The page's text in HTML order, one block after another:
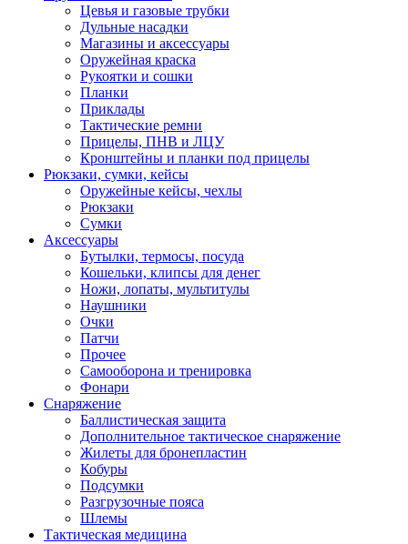
Цевья и газовые трубки
Дульные насадки
Магазины и аксессуары
Оружейная краска
Рукоятки и сошки
Планки
Приклады
Тактические ремни
Прицелы, ПНВ и ЛЦУ
Кронштейны и планки под прицелы
Рюкзаки, сумки, кейсы
Оружейные кейсы, чехлы
Рюкзаки
Сумки
Аксессуары
Бутылки, термосы, посуда
Кошельки, клипсы для денег
Ножи, лопаты, мультитулы
Наушники
Очки
Патчи
Прочее
Самооборона и тренировка
Фонари
Снаряжение
Баллистическая защита
Дополнительное тактическое снаряжение
Жилеты для бронепластин
Кобуры
Подсумки
Разгрузочные пояса
Шлемы
Тактическая медицина